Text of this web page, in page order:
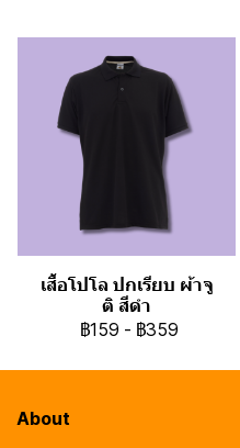
เสื้อโปโล ปกเรียบ ผ้าจู
ติ สีดำ
฿159 - ฿359
About